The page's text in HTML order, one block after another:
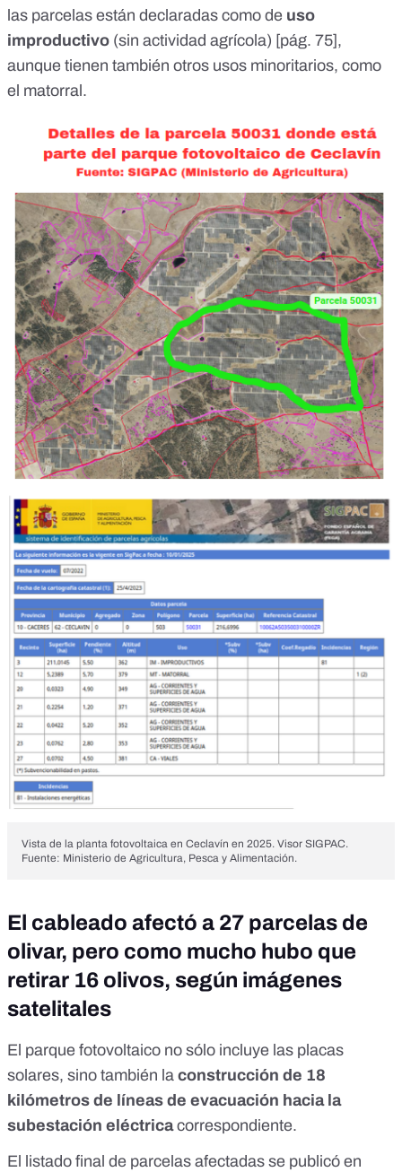
las parcelas están declaradas como de uso
improductivo (sin actividad agrícola) [pág. 75],
aunque tienen también otros usos minoritarios, como
el matorral.
Vista de la planta fotovoltaica en Ceclavín en 2025. Visor SIGPAC.
Fuente: Ministerio de Agricultura, Pesca y Alimentación.
El cableado afectó a 27 parcelas de
olivar, pero como mucho hubo que
retirar 16 olivos, según imágenes
satelitales
El parque fotovoltaico no sólo incluye las placas
solares, sino también la construcción de 18
kilómetros de líneas de evacuación hacia la
subestación eléctricacorrespondiente.
El listado final de parcelas afectadas se publicó en